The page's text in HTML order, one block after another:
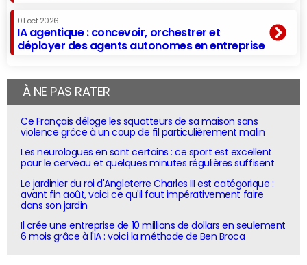
01 oct 2026
IA agentique : concevoir, orchestrer et
déployer des agents autonomes en entreprise
À NE PAS RATER
Ce Français déloge les squatteurs de sa maison sans
violence grâce à un coup de fil particulièrement malin
Les neurologues en sont certains : ce sport est excellent
pour le cerveau et quelques minutes régulières suffisent
Le jardinier du roi d'Angleterre Charles III est catégorique :
avant fin août, voici ce qu'il faut impérativement faire
dans son jardin
Il crée une entreprise de 10 millions de dollars en seulement
6 mois grâce à l'IA : voici la méthode de Ben Broca